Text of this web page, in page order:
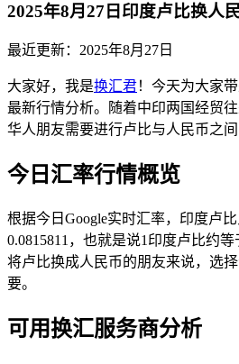
2025年8月27日印度卢比换人
最近更新： 2025年8月27日
大家好，我是换汇君！今天为大家
最新行情分析。随着中印两国经贸
华人朋友需要进行卢比与人民币之间
今日汇率行情概览
根据今日Google实时汇率，印度卢
0.0815811，也就是说1印度卢比约
将卢比换成人民币的朋友来说，选
要。
可用换汇服务商分析